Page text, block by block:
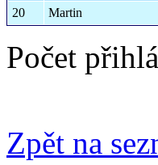
20
Martin
Počet
Zpět na